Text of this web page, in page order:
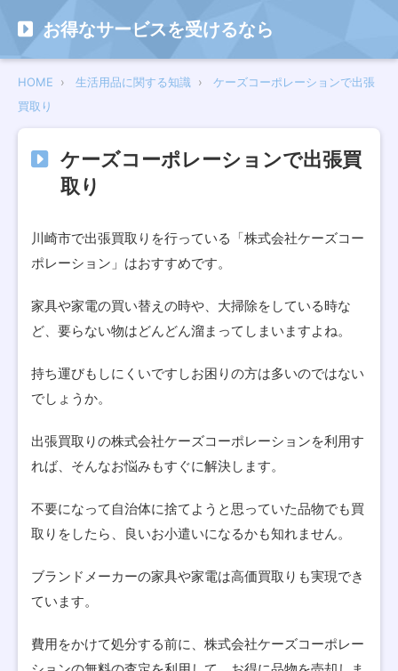
お得なサービスを受けるなら
HOME 生活用品に関する知識
ケーズコーポレーションで出張
買取り
ケーズコーポレーションで出張買
取り
川崎市で出張買取りを行っている「株式会社ケーズコー
ポレーション」はおすすめです。
家具や家電の買い替えの時や、大掃除をしている時な
ど、要らない物はどんどん溜まってしまいますよね。
持ち運びもしにくいですしお困りの方は多いのではない
でしょうか。
出張買取りの株式会社ケーズコーポレーションを利用す
れば、そんなお悩みもすぐに解決します。
不要になって自治体に捨てようと思っていた品物でも買
取りをしたら、良いお小遣いになるかも知れません。
ブランドメーカーの家具や家電は高価買取りも実現でき
ています。
費用をかけて処分する前に、株式会社ケーズコーポレー